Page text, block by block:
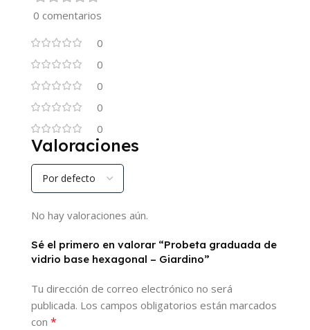
0 comentarios
0
0
0
0
0
Valoraciones
No hay valoraciones aún.
Sé el primero en valorar “Probeta graduada de
vidrio base hexagonal – Giardino”
Tu dirección de correo electrónico no será
publicada. Los campos obligatorios están marcados
con *